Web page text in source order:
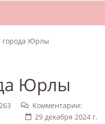
города Юрлы
Юрлы
Комментарии:
29 декабря 2024 г.